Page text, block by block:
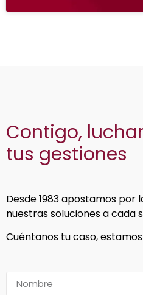
Contigo,
tus gestiones
Desde 1983 apostamos
nuestras soluciones a cada
Cuéntanos tu caso,